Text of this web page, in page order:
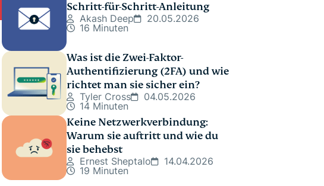
Schritt-für-Schritt-Anleitung
Akash Deep
20.05.2026
16 Minuten
Was ist die Zwei-Faktor-
Authentifizierung (2FA) und wie
richtet man sie sicher ein?
Tyler Cross
04.05.2026
14 Minuten
Keine Netzwerkverbindung:
Warum sie auftritt und wie du
sie behebst
Ernest Sheptalo
14.04.2026
19 Minuten